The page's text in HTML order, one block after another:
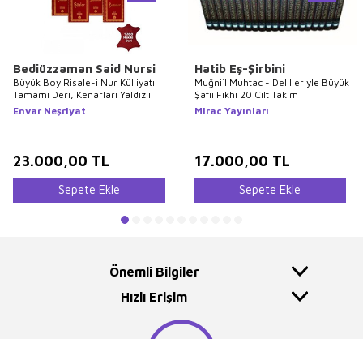
Bediüzzaman Said Nursi
Büyük Boy Risale-i Nur Külliyatı
Tamamı Deri, Kenarları Yaldızlı
Envar Neşriyat
23.000,00 TL
Sepete Ekle
Hatib Eş-Şirbini
Muğni`l Muhtac - Delilleriyle Büyük
Şafii Fıkhı 20 Cilt Takım
Mirac Yayınları
17.000,00 TL
Sepete Ekle
Önemli Bilgiler
Hızlı Erişim